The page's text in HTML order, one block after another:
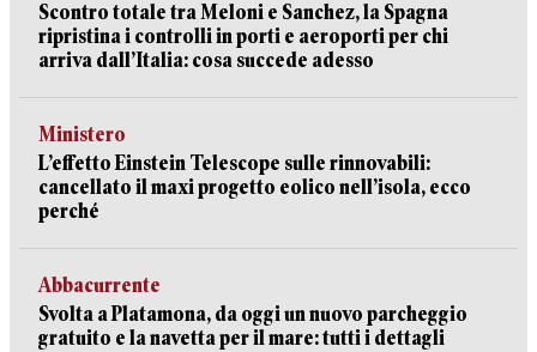
Scontro totale tra Meloni e Sanchez, la Spagna
ripristina i controlli in porti e aeroporti per chi
arriva dall’Italia: cosa succede adesso
Ministero
L’effetto Einstein Telescope sulle rinnovabili:
cancellato il maxi progetto eolico nell’isola, ecco
perché
Abbacurrente
Svolta a Platamona, da oggi un nuovo parcheggio
gratuito e la navetta per il mare: tutti i dettagli